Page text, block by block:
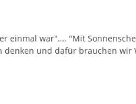
einmal war"…. "Mit
denken und dafür brauchen wir